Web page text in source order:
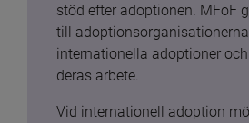
stöd efter adoptionen. MFoF
till
internationella adoptioner
deras arbete.
Vid internationell adoption